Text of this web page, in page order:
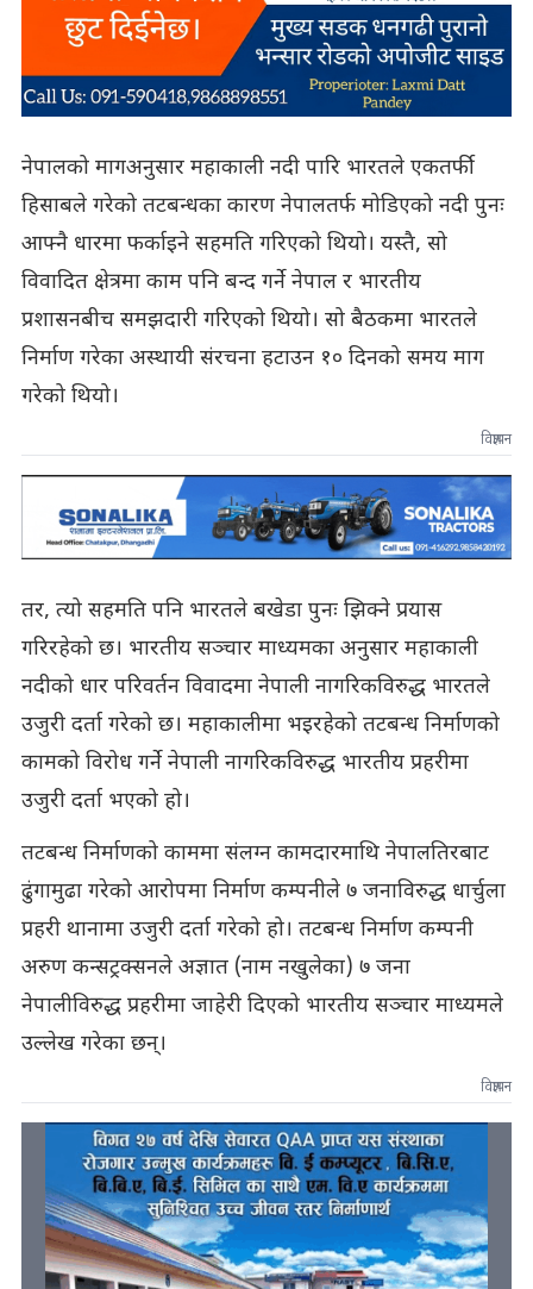
नेपालको मागअनुसार महाकाली नदी पारि भारतले एकतर्फी
हिसाबले गरेको तटबन्धका कारण नेपालतर्फ मोडिएको नदी पुनः
आफ्नै धारमा फर्काइने सहमति गरिएको थियो। यस्तै, सो
विवादित क्षेत्रमा काम पनि बन्द गर्ने नेपाल र भारतीय
प्रशासनबीच समझदारी गरिएको थियो। सो बैठकमा भारतले
निर्माण गरेका अस्थायी संरचना हटाउन १० दिनको समय माग
गरेको थियो।
विज्ञापन
तर, त्यो सहमति पनि भारतले बखेडा पुनः झिक्ने प्रयास
गरिरहेको छ। भारतीय सञ्चार माध्यमका अनुसार महाकाली
नदीको धार परिवर्तन विवादमा नेपाली नागरिकविरुद्ध भारतले
उजुरी दर्ता गरेको छ। महाकालीमा भइरहेको तटबन्ध निर्माणको
कामको विरोध गर्ने नेपाली नागरिकविरुद्ध भारतीय प्रहरीमा
उजुरी दर्ता भएको हो।
तटबन्ध निर्माणको काममा संलग्न कामदारमाथि नेपालतिरबाट
ढुंगामुढा गरेको आरोपमा निर्माण कम्पनीले ७ जनाविरुद्ध धार्चुला
प्रहरी थानामा उजुरी दर्ता गरेको हो। तटबन्ध निर्माण कम्पनी
अरुण कन्सट्रक्सनले अज्ञात (नाम नखुलेका) ७ जना
नेपालीविरुद्ध प्रहरीमा जाहेरी दिएको भारतीय सञ्चार माध्यमले
उल्लेख गरेका छन्।
विज्ञापन